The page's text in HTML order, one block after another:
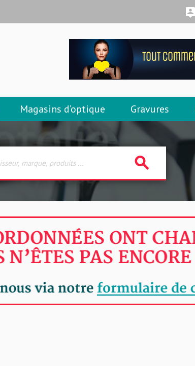
Magasins d’optique Gravures
search